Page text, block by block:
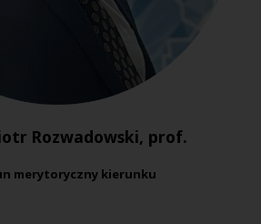
Rozwadowski, prof.
merytoryczny kierunku